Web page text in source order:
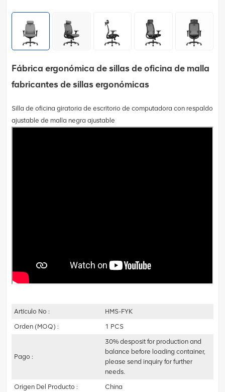
Fábrica ergonómica de sillas de oficina de malla
fabricantes de sillas ergonómicas
Silla de oficina giratoria de escritorio de computadora con respaldo
ajustable de malla negra ajustable
Artículo No :
HMS-FYK
Orden (MOQ) :
1 PCS
Pago :
30% desposit for production and
balance before loading container,
please send inquiry for further
needs.
Origen Del Producto :
China